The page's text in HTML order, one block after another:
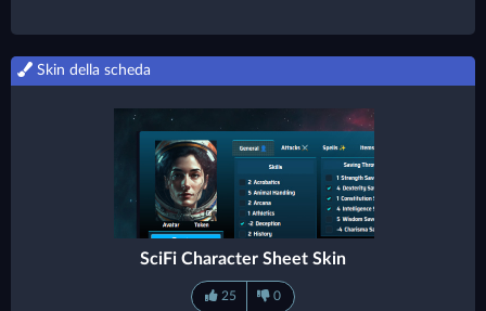
Skin della scheda
SciFi Character Sheet Skin
25 0